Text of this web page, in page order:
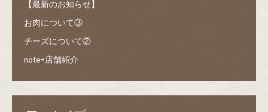
【最新のお知らせ】
お肉について③
チーズについて②
note⇨店舗紹介